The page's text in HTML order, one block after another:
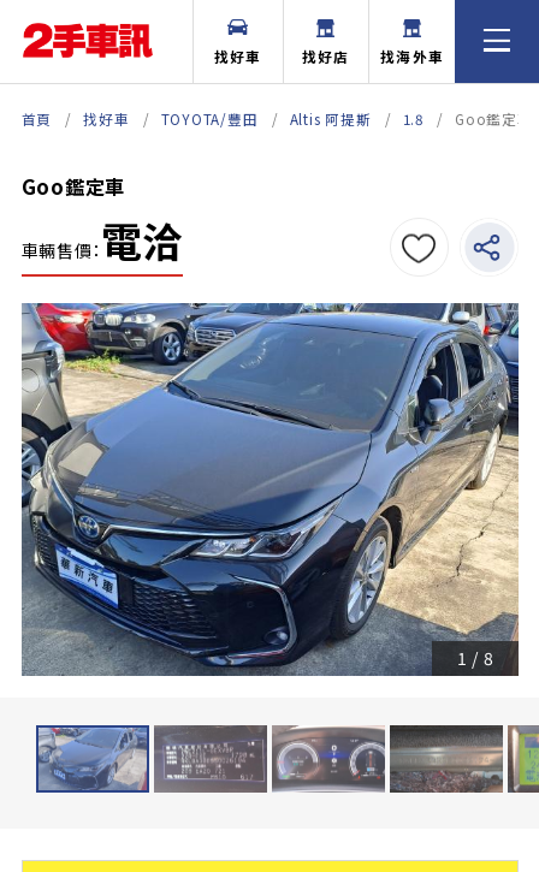
找好車 找好店 找海外車
首頁 找好車 TOYOTA/豐田 Altis 阿提斯 1.8 Goo鑑定車
Goo鑑定車
車輛售價： 電洽
1 / 8